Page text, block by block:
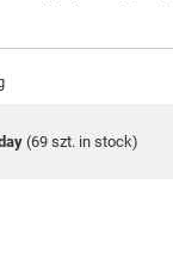
(69 szt. in stock)